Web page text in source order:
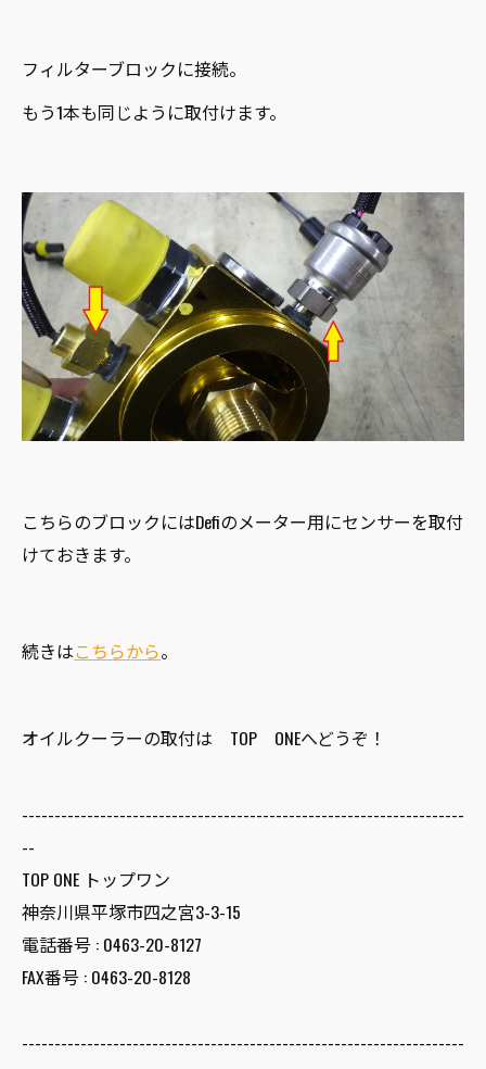
フィルターブロックに接続。
もう1本も同じように取付けます。
こちらのブロックにはDefiのメーター用にセンサーを取付
けておきます。
続きはこちらから。
オイルクーラーの取付は TOP ONEへどうぞ！
--------------------------------------------------------------------
--
TOP ONE トップワン
神奈川県平塚市四之宮3-3-15
電話番号 : 0463-20-8127
FAX番号 : 0463-20-8128
--------------------------------------------------------------------